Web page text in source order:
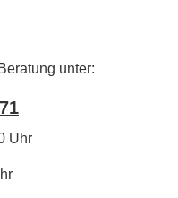
unter:
Uhr